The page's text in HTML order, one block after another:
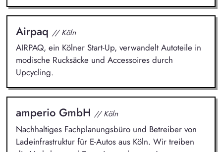
Airpaq // Köln
AIRPAQ, ein Kölner Start-Up, verwandelt Autoteile in
modische Rucksäcke und Accessoires durch
Upcycling.
amperio GmbH // Köln
Nachhaltiges Fachplanungsbüro und Betreiber von
Ladeinfrastruktur für E-Autos aus Köln. Wir treiben